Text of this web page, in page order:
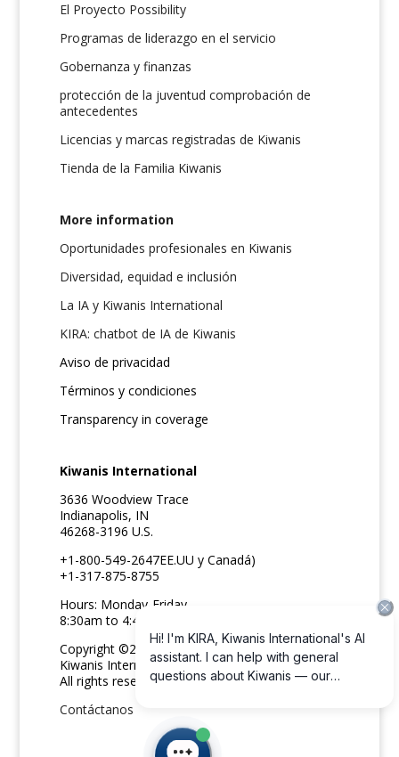
El Proyecto Possibility
Programas de liderazgo en el servicio
Gobernanza y finanzas
protección de la juventud comprobación de
antecedentes
Licencias y marcas registradas de Kiwanis
Tienda de la Familia Kiwanis
More information
Oportunidades profesionales en Kiwanis
Diversidad, equidad e inclusión
La IA y Kiwanis International
KIRA: chatbot de IA de Kiwanis
Aviso de privacidad
Términos y condiciones
Transparency in coverage
Kiwanis International
3636 Woodview Trace
Indianapolis, IN
46268-3196 U.S.
+1-800-549-2647EE.UU y Canadá)
+1-317-875-8755
Hours: Monday-Friday
8:30am to 4:45pm ET
Copyright ©2026
Kiwanis International
All rights reserved
Contáctanos